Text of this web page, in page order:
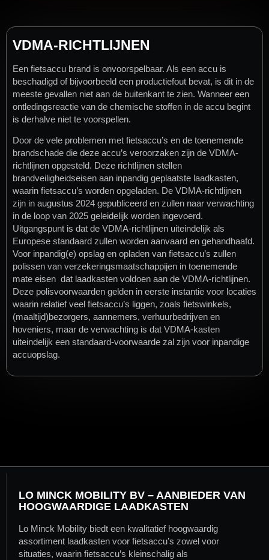
VDMA-RICHTLIJNEN
Een fietsaccu brand is onvoorspelbaar. Als een accu is
beschadigd of bijvoorbeeld een productiefout bevat, is dit in de
meeste gevallen niet aan de buitenkant te zien. Wanneer een
ontledingsreactie van de chemische stoffen in de accu begint
is derhalve niet te voorspellen.
Door de vele problemen met fietsaccu’s en de toenemende
brandschade die deze accu’s veroorzaken zijn de VDMA-
richtlijnen opgesteld. Deze richtlijnen stellen
brandveiligheidseisen aan inpandig geplaatste laadkasten,
waarin fietsaccu’s worden opgeladen. De VDMA-richtlijnen
zijn in augustus 2024 gepubliceerd en zullen naar verwachting
in de loop van 2025 geleidelijk worden ingevoerd.
Uitgangspunt is dat de VDMA-richtlijnen uiteindelijk als
Europese standaard zullen worden aanvaard en gehandhaafd.
Voor inpandig(e) opslag en opladen van fietsaccu’s zullen
polissen van verzekeringsmaatschappijen in toenemende
mate eisen dat laadkasten voldoen aan de VDMA-richtlijnen.
Deze polisvoorwaarden gelden in eerste instantie voor locaties
waarin relatief veel fietsaccu’s liggen, zoals fietswinkels,
(maaltijd)bezorgers, aannemers, verhuurbedrijven en
hoveniers, maar de verwachting is dat VDMA-kasten
uiteindelijk een standaard-voorwaarde zal zijn voor inpandige
accuopslag.
LO MINCK MOBILITY BV – AANBIEDER VAN
HOOGWAARDIGE LAADKASTEN
Lo Minck Mobility biedt een kwalitatief hoogwaardig
assortiment laadkasten voor fietsaccu’s zowel voor
situaties, waarin fietsaccu’s kleinschalig als